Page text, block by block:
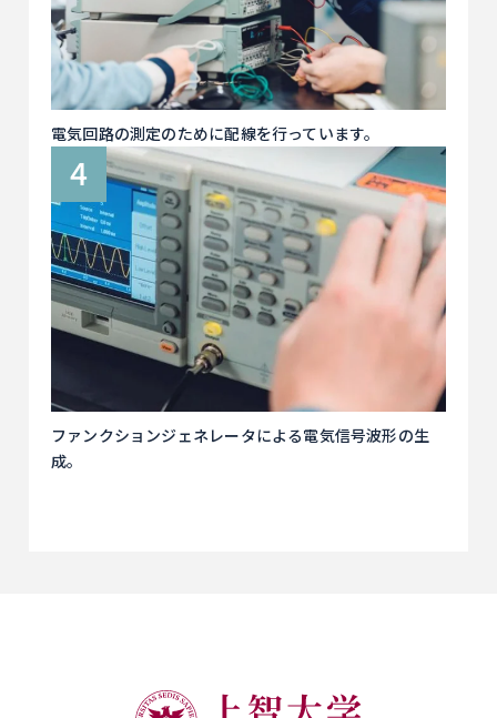
電気回路の測定のために配線を行っています。
ファンクションジェネレータによる電気信号波形の生
成。